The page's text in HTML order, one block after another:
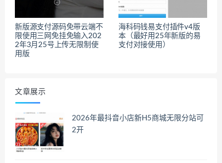
新版源支付源码免带云端不
限使用三网免挂免输入202
2年3月25号上传无限制使
用版
海科码钱易支付插件v4版
本（最好用25年新版的易
支付对接使用）
文章展示
2026年最抖音小店新H5商城无限分站可
2开